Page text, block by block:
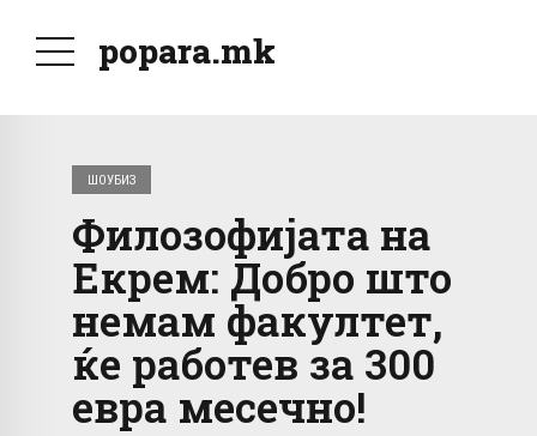
popara.mk
ШОУБИЗ
Филозофијата на
Екрем: Добро што
немам факултет,
ќе работев за 300
евра месечно!